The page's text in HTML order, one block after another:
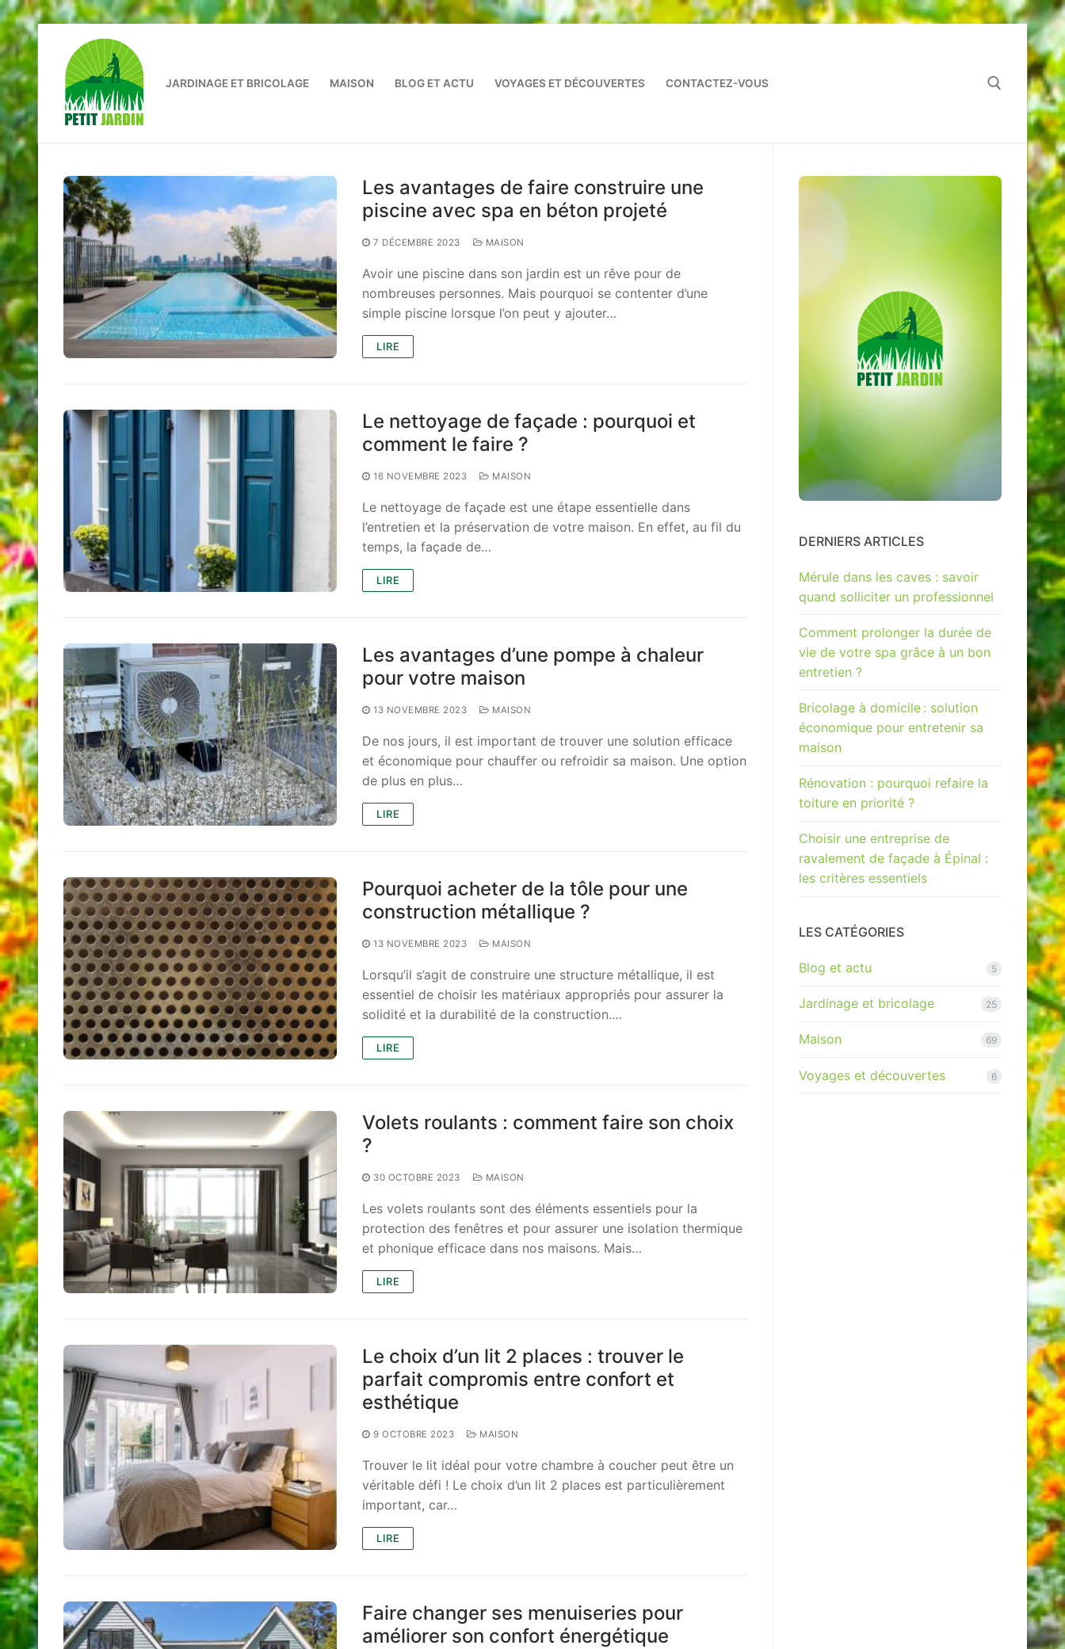
Aller
contenu
JARDINAGE ET BRICOLAGE MAISON BLOG ET ACTU VOYAGES ET DÉCOUVERTES CONTACTEZ-VOUS
Les avantages de faire construire une
piscine avec spa en béton projeté
7 DÉCEMBRE 2023 MAISON
Avoir une piscine dans son jardin est un rêve pour de
nombreuses personnes. Mais pourquoi se contenter d’une
simple piscine lorsque l’on peut y ajouter…
LIRE
Le nettoyage de façade : pourquoi et
comment le faire ?
16 NOVEMBRE 2023 MAISON
Le nettoyage de façade est une étape essentielle dans
l’entretien et la préservation de votre maison. En effet, au fil du
temps, la façade de…
LIRE
Les avantages d’une pompe à chaleur
pour votre maison
13 NOVEMBRE 2023 MAISON
De nos jours, il est important de trouver une solution efficace
et économique pour chauffer ou refroidir sa maison. Une option
de plus en plus…
LIRE
Pourquoi acheter de la tôle pour une
construction métallique ?
13 NOVEMBRE 2023 MAISON
Lorsqu’il s’agit de construire une structure métallique, il est
essentiel de choisir les matériaux appropriés pour assurer la
solidité et la durabilité de la construction.…
LIRE
Volets roulants : comment faire son choix
?
30 OCTOBRE 2023 MAISON
Les volets roulants sont des éléments essentiels pour la
protection des fenêtres et pour assurer une isolation thermique
et phonique efficace dans nos maisons. Mais…
LIRE
Le choix d’un lit 2 places : trouver le
parfait compromis entre confort et
esthétique
9 OCTOBRE 2023 MAISON
Trouver le lit idéal pour votre chambre à coucher peut être un
véritable défi ! Le choix d’un lit 2 places est particulièrement
important, car…
LIRE
Faire changer ses menuiseries pour
améliorer son confort énergétique
DERNIERS ARTICLES
Mérule dans les caves : savoir
quand solliciter un professionnel
Comment prolonger la durée de
vie de votre spa grâce à un bon
entretien ?
Bricolage à domicile : solution
économique pour entretenir sa
maison
Rénovation : pourquoi refaire la
toiture en priorité ?
Choisir une entreprise de
ravalement de façade à Épinal :
les critères essentiels
LES CATÉGORIES
Blog et actu 5
Jardinage et bricolage 25
Maison 69
Voyages et découvertes 6